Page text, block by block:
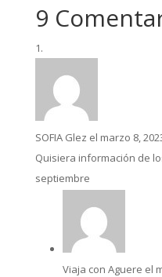
9
SOFIA Glez el marzo 8,
Quisiera información de
septiembre
Viaja con Aguere el